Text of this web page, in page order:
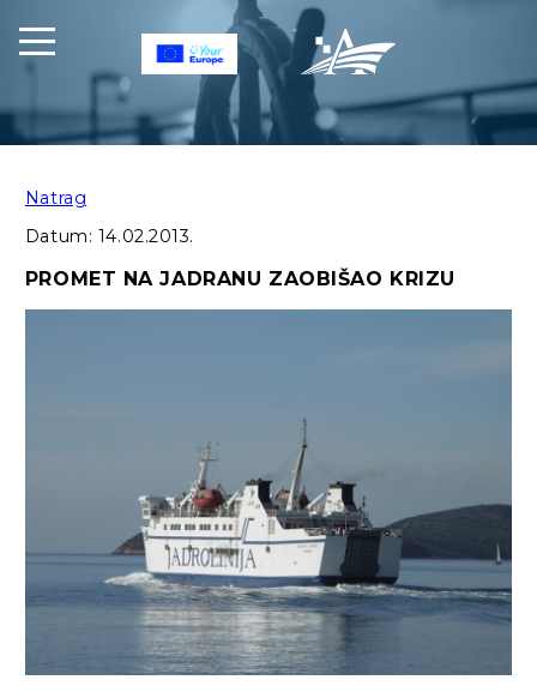
Natrag
Datum: 14.02.2013.
PROMET NA JADRANU ZAOBIŠAO KRIZU